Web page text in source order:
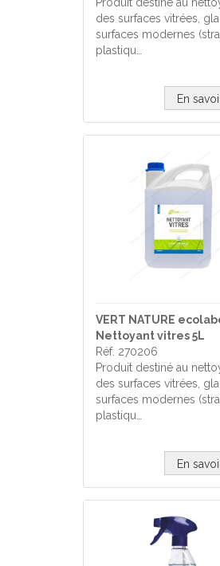
des surfaces vitrées,
surfaces modernes
plastiqu…
En
VERT NATURE
Nettoyant vitres 5L
Réf. 270206
Produit destiné au
des surfaces vitrées,
surfaces modernes
plastiqu…
En